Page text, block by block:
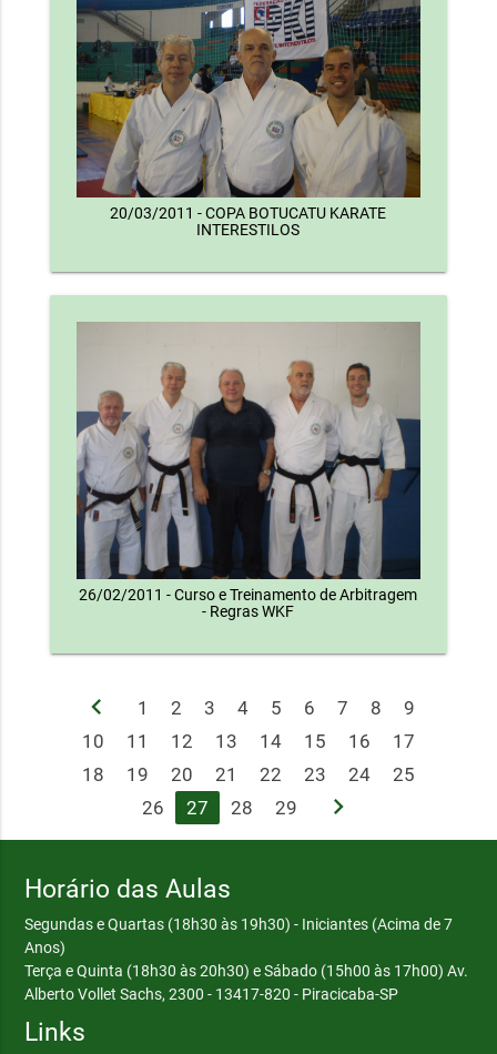
20/03/2011 - COPA BOTUCATU KARATE
INTERESTILOS
26/02/2011 - Curso e Treinamento de Arbitragem
- Regras WKF
chevron_left 1 2 3 4 5 6 7 8
9
10
11 12 13 14 15 16
17
18
19 20 21 22 23 24
25
26
27 28 29 chevron_right
Horário das Aulas
Segundas e Quartas (18h30 às 19h30) - Iniciantes (Acima de 7
Anos)
Terça e Quinta (18h30 às 20h30) e Sábado (15h00 às 17h00) Av.
Alberto Vollet Sachs, 2300 - 13417-820 - Piracicaba-SP
Links